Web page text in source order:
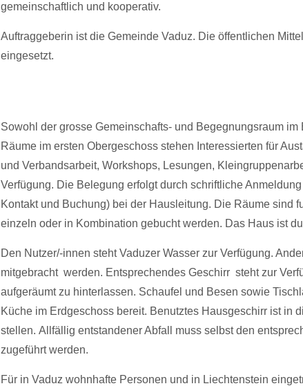
gemeinschaftlich und kooperativ.
Auftraggeberin ist die Gemeinde Vaduz. Die öffentlichen
eingesetzt.
Sowohl der grosse Gemeinschafts- und Begegnungsraum
Räume im ersten Obergeschoss stehen Interessierten für
und Verbandsarbeit, Workshops, Lesungen,
Verfügung. Die Belegung erfolgt durch schriftliche
Kontakt und Buchung) bei der Hausleitung. Die Räume sind
einzeln oder in Kombination gebucht werden. Das Haus ist
Den Nutzer/-innen steht Vaduzer Wasser zur Verfügung.
mitgebracht werden. Entsprechendes Geschirr steht zur
aufgeräumt zu hinterlassen. Schaufel und Besen sowie
Küche im Erdgeschoss bereit. Benutztes Hausgeschirr ist in
stellen. Allfällig entstandener Abfall muss selbst den
zugeführt werden.
Für in Vaduz wohnhafte Personen und in Liechtenstein